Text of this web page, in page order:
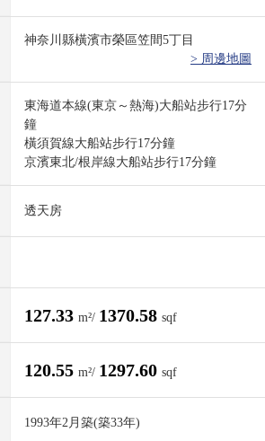
神奈川縣橫濱市榮區笠間5丁目
> 周邊地圖
東海道本線(東京～熱海)大船站步行17分
鐘
橫須賀線大船站步行17分鐘
京濱東北/根岸線大船站步行17分鐘
透天房
127.33 m²/ 1370.58 sqf
120.55 m²/ 1297.60 sqf
1993年2月築(築33年)